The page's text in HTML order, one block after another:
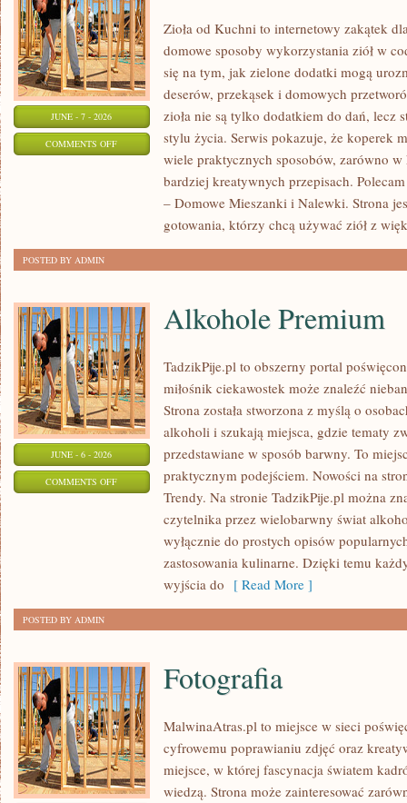
JUNE - 7 - 2026
COMMENTS OFFON
PRZEWODNIK
Zioła od Kuchni to internetowy zakątek
domowe sposoby wykorzystania ziół w
się na tym, jak zielone dodatki mogą
deserów, przekąsek i domowych
zioła nie są tylko dodatkiem do dań, lecz
stylu życia. Serwis pokazuje, że koperek
wiele praktycznych sposobów, zarówno
bardziej kreatywnych przepisach.
– Domowe Mieszanki i Nalewki. Strona
gotowania, którzy chcą używać ziół z
POSTED BY ADMIN
JUNE - 6 - 2026
COMMENTS OFFON
Alkohole Premium
TadzikPije.pl to obszerny portal
miłośnik ciekawostek może znaleźć
Strona została stworzona z myślą o
alkoholi i szukają miejsca, gdzie tematy
przedstawiane w sposób barwny. To
praktycznym podejściem. Nowości na
Trendy. Na stronie TadzikPije.pl można
czytelnika przez wielobarwny świat
wyłącznie do prostych opisów
zastosowania kulinarne. Dzięki temu
wyjścia do [ Read More ]
POSTED BY ADMIN
Fotografia
MalwinaAtras.pl to miejsce w sieci
cyfrowemu poprawianiu zdjęć oraz
miejsce, w której fascynacja światem
wiedzą. Strona może zainteresować